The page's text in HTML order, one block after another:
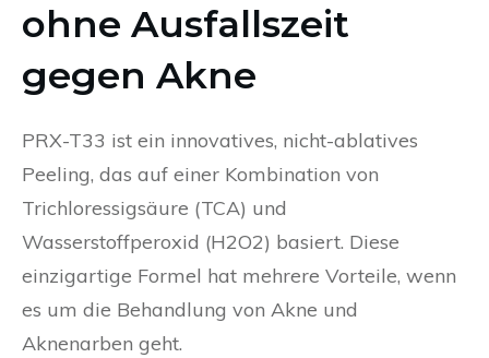
ohne Ausfallszeit
gegen Akne
PRX-T33 ist ein innovatives, nicht-ablatives
Peeling, das auf einer Kombination von
Trichloressigsäure (TCA) und
Wasserstoffperoxid (H2O2) basiert. Diese
einzigartige Formel hat mehrere Vorteile, wenn
es um die Behandlung von Akne und
Aknenarben geht.